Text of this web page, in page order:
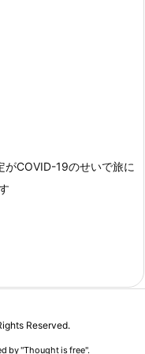
がCOVID-19のせいで旅に
Reserved.
by "Thought is free".